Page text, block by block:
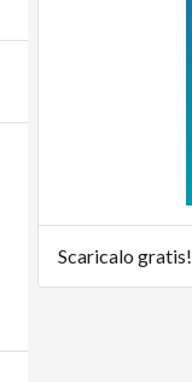
Scaricalo gratis!